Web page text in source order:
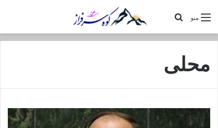
منو
محلی